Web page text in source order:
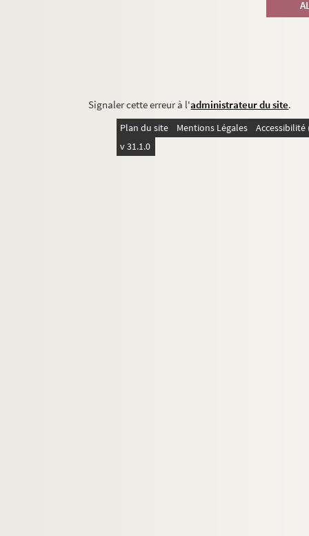
Signaler cette erreur à l'administrateur du site.
Plan du site Mentions Légales
v 31.1.0